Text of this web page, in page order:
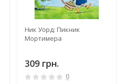
Ник Уорд: Пикник
Мортимера
309 грн.
0